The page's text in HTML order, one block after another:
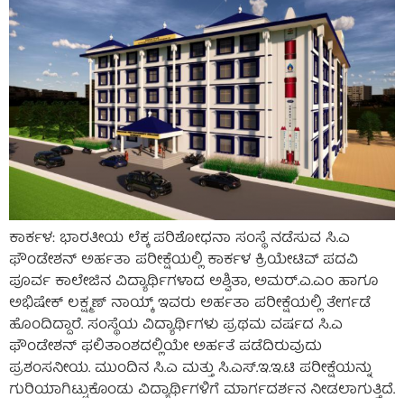
ಕಾರ್ಕಳ: ಭಾರತೀಯ ಲೆಕ್ಕ ಪರಿಶೋಧನಾ ಸಂಸ್ಥೆ ನಡೆಸುವ ಸಿ.ಎ
ಫೌಂಡೇಶನ್‌ ಅರ್ಹತಾ ಪರೀಕ್ಷೆಯಲ್ಲಿ ಕಾರ್ಕಳ ಕ್ರಿಯೇಟಿವ್‌ ಪದವಿ
ಪೂರ್ವ ಕಾಲೇಜಿನ ವಿದ್ಯಾರ್ಥಿಗಳಾದ ಅಶ್ವಿತಾ, ಅಮರ್‌.ಎ.ಎಂ ಹಾಗೂ
ಅಭಿಷೇಕ್‌ ಲಕ್ಷ್ಮಣ್‌ ನಾಯ್ಕ್‌ ಇವರು ಅರ್ಹತಾ ಪರೀಕ್ಷೆಯಲ್ಲಿ ತೇರ್ಗಡೆ
ಹೊಂದಿದ್ದಾರೆ. ಸಂಸ್ಥೆಯ ವಿದ್ಯಾರ್ಥಿಗಳು ಪ್ರಥಮ ವರ್ಷದ ಸಿ.ಎ
ಫೌಂಡೇಶನ್‌ ಫಲಿತಾಂಶದಲ್ಲಿಯೇ ಅರ್ಹತೆ ಪಡೆದಿರುವುದು
ಪ್ರಶಂಸನೀಯ. ಮುಂದಿನ ಸಿ.ಎ ಮತ್ತು ಸಿ.ಎಸ್‌.ಇ.ಇ.ಟಿ ಪರೀಕ್ಷೆಯನ್ನು
ಗುರಿಯಾಗಿಟ್ಟುಕೊಂಡು ವಿದ್ಯಾರ್ಥಿಗಳಿಗೆ ಮಾರ್ಗದರ್ಶನ ನೀಡಲಾಗುತ್ತಿದೆ.